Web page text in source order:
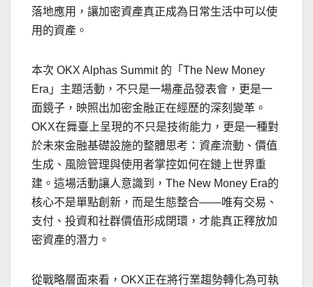
落地應用，讓加密資產真正成為日常生活中可以使
用的資產。
本次 OKX Alphas Summit 的「The New Money
Era」主題活動，不只是一場產品發表會，更是一
面鏡子，映照出加密金融正在經歷的深刻變革。
OKX在舞臺上呈現的不只是技術能力，更是一種對
於未來金融基礎設施的整體思考：資產流動、價值
生成、風險管理與使用者掌控如何在鏈上世界重
建。這場活動讓人意識到，The New Money Era的
核心不是單點創新，而是生態整合——唯有交易、
支付、投資和社群價值形成閉環，才能真正釋放加
密資產的潛力。
從戰略層面來看，OKX正在將行業趨勢轉化為可執